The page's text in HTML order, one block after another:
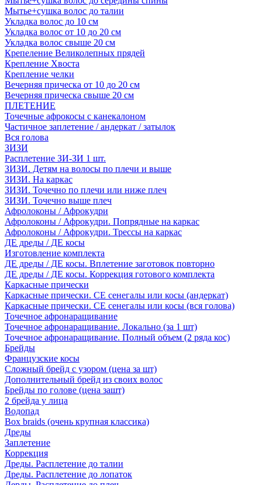
Мытье+сушка волос до талии
Укладка волос до 10 см
Укладка волос от 10 до 20 см
Укладка волос свыше 20 см
Крепеление Великолепных прядей
Крепление Хвоста
Крепление челки
Вечерняя прическа от 10 до 20 см
Вечерняя прическа свыше 20 см
ПЛЕТЕНИЕ
Точечные афрокосы с канекалоном
Частичное заплетение / андеркат / затылок
Вся голова
ЗИЗИ
Расплетение ЗИ-ЗИ 1 шт.
ЗИЗИ. Детям на волосы по плечи и выше
ЗИЗИ. На каркас
ЗИЗИ. Точечно по плечи или ниже плеч
ЗИЗИ. Точечно выше плеч
Афролоконы / Афрокудри
Афролоконы / Афрокудри. Попрядные на каркас
Афролоконы / Афрокудри. Трессы на каркас
ДЕ дреды / ДЕ косы
Изготовление комплекта
ДЕ дреды / ДЕ косы. Вплетение заготовок повторно
ДЕ дреды / ДЕ косы. Коррекция готового комплекта
Каркасные прически
Каркасные прически. СЕ сенегалы или косы (андеркат)
Каркасные прически. СЕ сенегалы или косы (вся голова)
Точечное афронаращивание
Точечное афронаращивание. Локально (за 1 шт)
Точечное афронаращивание. Полный объем (2 ряда кос)
Брейды
Французские косы
Сложный брейд с узором (цена за шт)
Дополнительный брейд из своих волос
Брейды по голове (цена зашт)
2 брейда у лица
Водопад
Box braids (очень крупная классика)
Дреды
Заплетение
Коррекция
Дреды. Расплетение до талии
Дреды. Расплетение до лопаток